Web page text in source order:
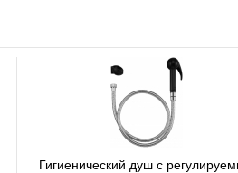
Гигиенический душ с